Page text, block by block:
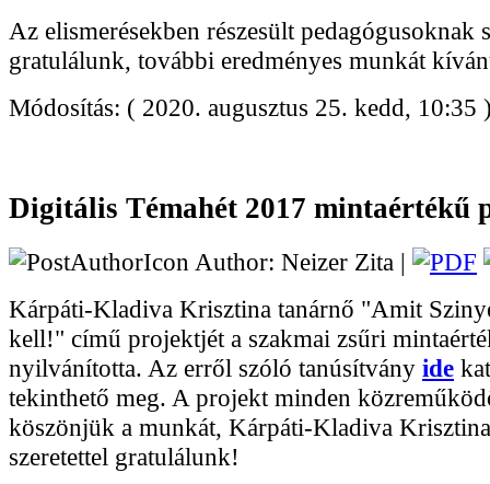
Az elismerésekben részesült pedagógusoknak
gratulálunk, további eredményes munkát
Módosítás: ( 2020. augusztus 25. kedd, 10:35
Digitális Témahét 2017 mintaértékű
Author: Neizer Zita |
Kárpáti-Kladiva Krisztina tanárnő "Amit
kell!" című projektjét a szakmai zsűri
nyilvánította. Az erről szóló tanúsítvány ide
tekinthető meg. A projekt minden
köszönjük a munkát, Kárpáti-Kladiva
szeretettel gratulálunk!